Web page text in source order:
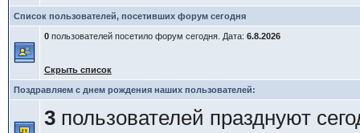
Список пользователей, посетивших форум сегодня
0пользователей посетило форум сегодня. Дата: 6.8.2026
Скрыть список
Поздравляем с днем рождения наших пользователей:
3пользователей празднуют